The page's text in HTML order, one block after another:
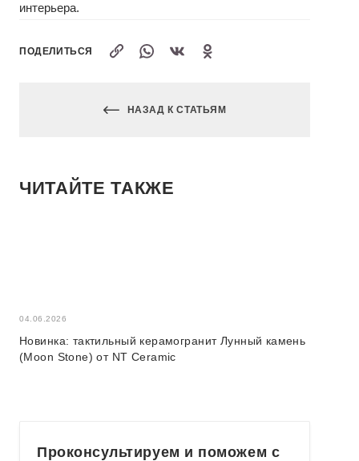
интерьера.
ПОДЕЛИТЬСЯ
НАЗАД К СТАТЬЯМ
ЧИТАЙТЕ ТАКЖЕ
04.06.2026
Новинка: тактильный керамогранит Лунный камень
(Moon Stone) от NT Ceramic
Проконсультируем и поможем с